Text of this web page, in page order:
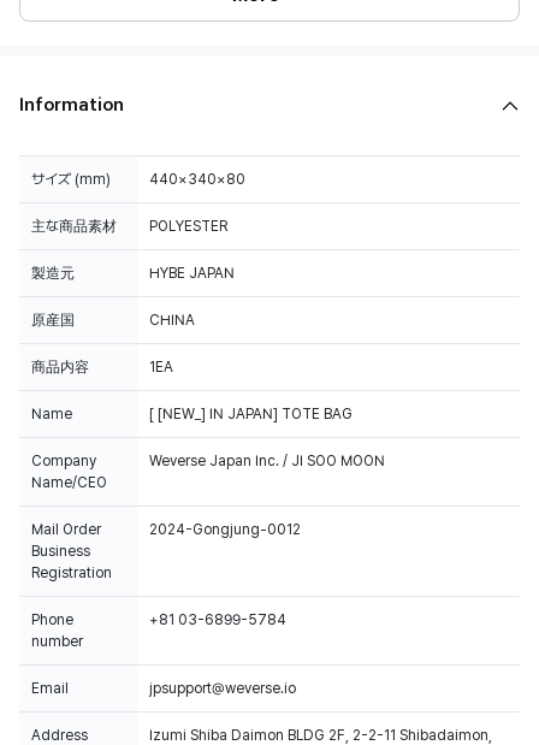
Information
サイズ (mm) 440×340×80
主な商品素材 POLYESTER
製造元 HYBE JAPAN
原産国 CHINA
商品内容 1EA
Name [ [NEW_] IN JAPAN] TOTE BAG
Company
Name/CEO
Weverse Japan Inc. / JI SOO MOON
Mail Order
Business
Registration
2024-Gongjung-0012
Phone
number
+81 03-6899-5784
Email jpsupport@weverse.io
Address
Izumi Shiba Daimon BLDG 2F, 2-2-11 Shibadaimon,